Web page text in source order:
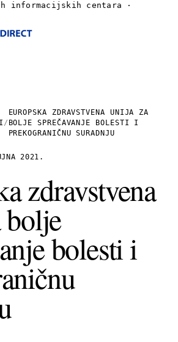
informacijskih centara ·
info@europedirect-cakovec.eu
/
EUROPSKA ZDRAVSTVENA UNIJA ZA
BOLJE SPREČAVANJE BOLESTI I
PREKOGRANIČNU SURADNJU
2021.
zdravstvena
bolje
bolesti i